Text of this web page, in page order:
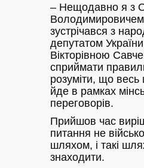
– Нещодавно я з
зустрічався з
депутатом
Вікторівною
сприймати
розуміти, що весь
йде в рамках
переговорів.
Прийшов час
питання не
шляхом, і такі
знаходити.